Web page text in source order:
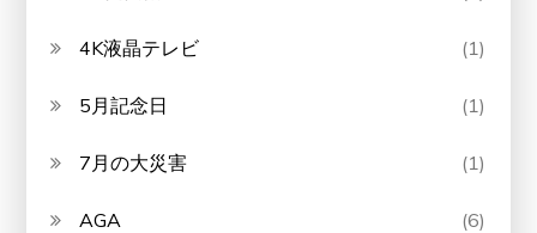
4K液晶テレビ (1)
5月記念日 (1)
7月の大災害 (1)
AGA (6)